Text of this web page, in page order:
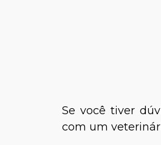
Se você tiver
com um